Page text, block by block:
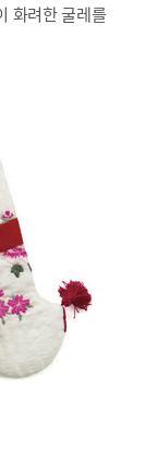
화려한 굴레를